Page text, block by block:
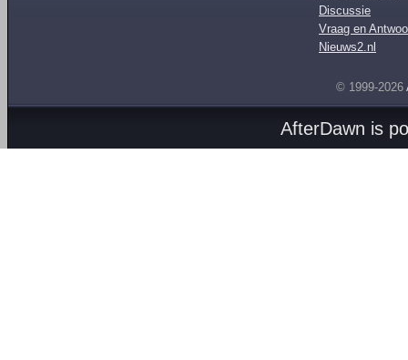
Discussie
Vraag en
Nieuws2.nl
© 1999-2026
AfterDawn is